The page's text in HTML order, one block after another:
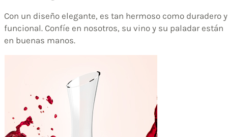
Con un diseño elegante, es tan hermoso como duradero y
funcional. Confíe en nosotros, su vino y su paladar están
en buenas manos.